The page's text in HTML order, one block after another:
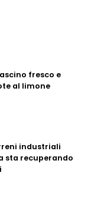
fresco e
al limone
industriali
sta recuperando